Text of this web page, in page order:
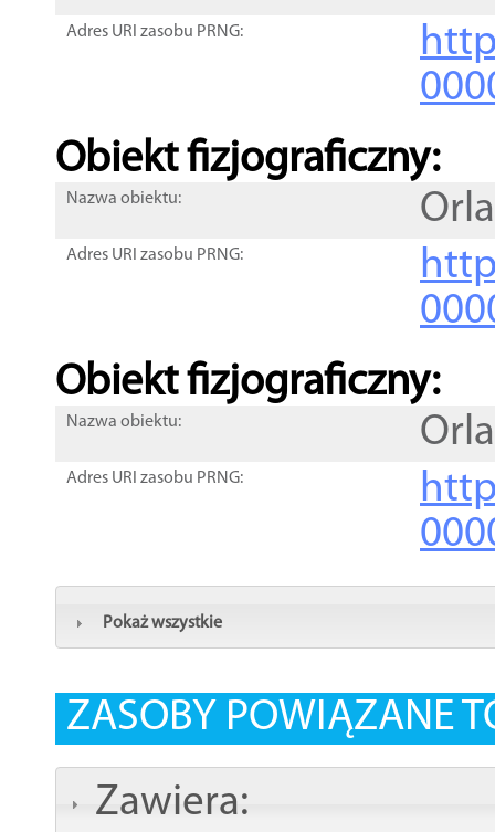
Adres URI zasobu PRNG:
Obiekt fizjograficzny:
Nazwa obiektu: Orla
Adres URI zasobu PRNG:
Obiekt fizjograficzny:
Nazwa obiektu: Orla
Adres URI zasobu PRNG:
Pokaż wszystkie
ZASOBY POWIĄZANE
Zawiera: